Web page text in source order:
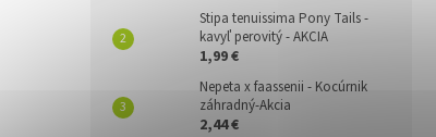
Stipa tenuissima Pony Tails -
kavyľ perovitý - AKCIA
1,99 €
Nepeta x faassenii - Kocúrnik
záhradný-Akcia
2,44 €